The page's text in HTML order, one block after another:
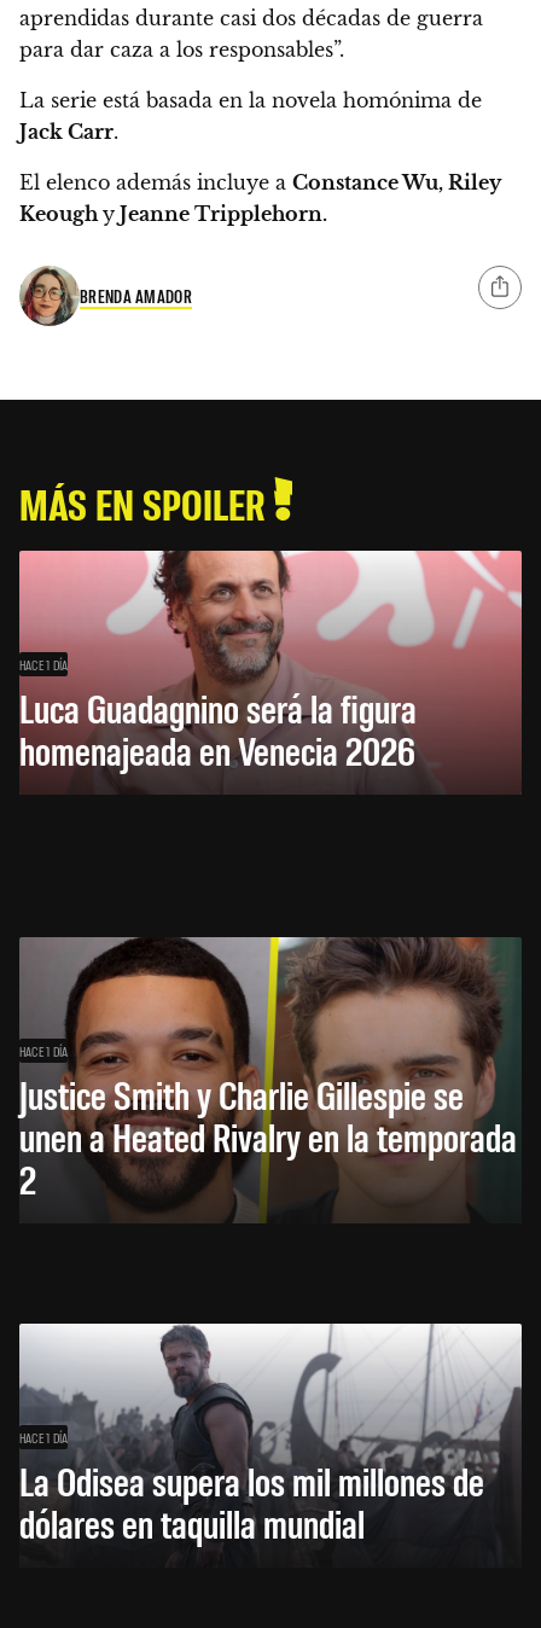
aprendidas durante casi dos décadas de guerra
para dar caza a los responsables”.
La serie está basada en la novela homónima de
Jack Carr.
El elenco además incluye a Constance Wu, Riley
Keough y Jeanne Tripplehorn.
BRENDA AMADOR
MÁS EN SPOILER
HACE 1 DÍA
Luca Guadagnino será la figura
homenajeada en Venecia 2026
HACE 1 DÍA
Justice Smith y Charlie Gillespie se
unen a Heated Rivalry en la temporada
2
HACE 1 DÍA
La Odisea supera los mil millones de
dólares en taquilla mundial